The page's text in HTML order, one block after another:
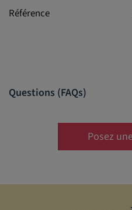
Référence
Questions (FAQs)
Posez